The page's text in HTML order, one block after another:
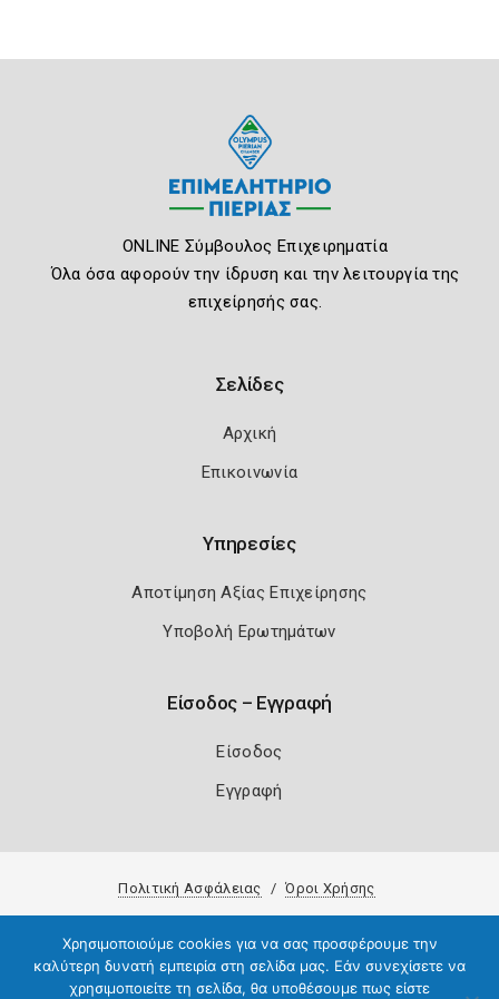
ONLINE Σύμβουλος Επιχειρηματία
Όλα όσα αφορούν την ίδρυση και την λειτουργία της
επιχείρησής σας.
Σελίδες
Αρχική
Επικοινωνία
Υπηρεσίες
Αποτίμηση Αξίας Επιχείρησης
Υποβολή Ερωτημάτων
Είσοδος – Εγγραφή
Είσοδος
Εγγραφή
Πολιτική Ασφάλειας Όροι Χρήσης
Χρησιμοποιούμε cookies για να σας προσφέρουμε την
καλύτερη δυνατή εμπειρία στη σελίδα μας. Εάν συνεχίσετε να
χρησιμοποιείτε τη σελίδα, θα υποθέσουμε πως είστε